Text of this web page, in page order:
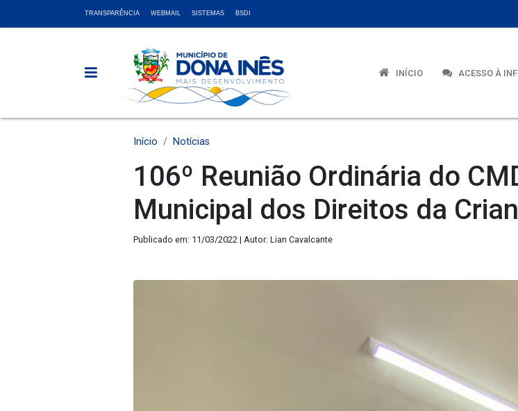
TRANSPARÊNCIA WEBMAIL SISTEMAS BSDI
INÍCIO ACESSO À
Início Notícias
106º Reunião Ordinária do
Municipal dos Direitos da
Publicado em: 11/03/2022 | Autor: Lian Cavalcante